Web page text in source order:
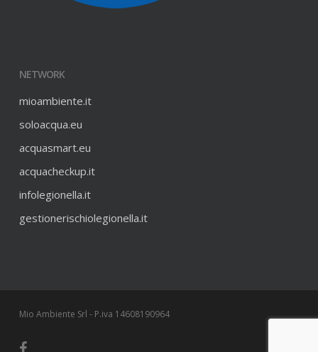
NETWORK
mioambiente.it
soloacqua.eu
acquasmart.eu
acquacheckup.it
infolegionella.it
gestionerischiolegionella.it
Mio Ambiente Srl - P.iva 14608190964
facebook